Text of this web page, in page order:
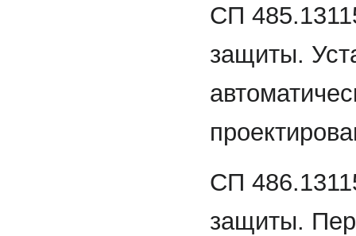
СП
защиты.
СП
защиты.